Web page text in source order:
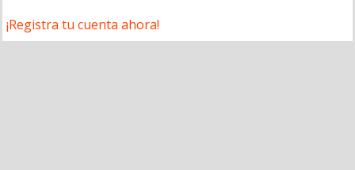
¡Registra tu cuenta ahora!